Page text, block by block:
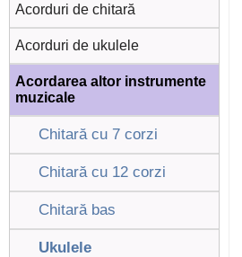
Acorduri de chitară
Acorduri de ukulele
Acordarea altor instrumente
muzicale
Chitară cu 7 corzi
Chitară cu 12 corzi
Chitară bas
Ukulele